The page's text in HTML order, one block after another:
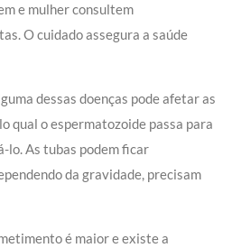
e mulher consultem
O cuidado assegura a saúde
dessas doenças pode afetar as
qual o espermatozoide passa para
lo. As tubas podem ficar
da gravidade, precisam
é maior e existe a